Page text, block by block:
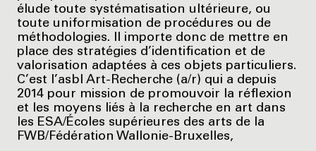
élude toute systématisation ultérieure, ou
toute uniformisation de procédures ou de
méthodologies. Il importe donc de mettre en
place des stratégies d’identification et de
valorisation adaptées à ces objets particuliers.
C’est l’asbl Art-Recherche (a/r) qui a depuis
2014 pour mission de promouvoir la réflexion
et les moyens liés à la recherche en art dans
les ESA/Écoles supérieures des arts de la
FWB/Fédération Wallonie-Bruxelles,